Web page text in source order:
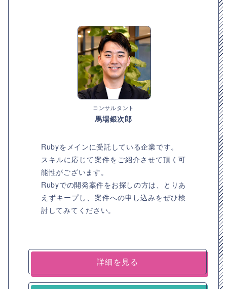
コンサルタント
馬場銀次郎
Rubyをメインに受託している企業です。
スキルに応じて案件をご紹介させて頂く可
能性がございます。
Rubyでの開発案件をお探しの方は、とりあ
えずキープし、案件への申し込みをぜひ検
討してみてください。
詳細を見る